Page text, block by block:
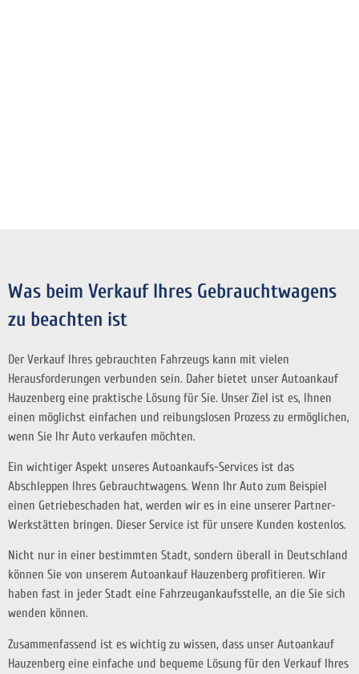
Was beim Verkauf Ihres Gebrauchtwagens
zu beachten ist
Der Verkauf Ihres gebrauchten Fahrzeugs kann mit vielen
Herausforderungen verbunden sein. Daher bietet unser Autoankauf
Hauzenberg eine praktische Lösung für Sie. Unser Ziel ist es, Ihnen
einen möglichst einfachen und reibungslosen Prozess zu ermöglichen,
wenn Sie Ihr Auto verkaufen möchten.
Ein wichtiger Aspekt unseres Autoankaufs-Services ist das
Abschleppen Ihres Gebrauchtwagens. Wenn Ihr Auto zum Beispiel
einen Getriebeschaden hat, werden wir es in eine unserer Partner-
Werkstätten bringen. Dieser Service ist für unsere Kunden kostenlos.
Nicht nur in einer bestimmten Stadt, sondern überall in Deutschland
können Sie von unserem Autoankauf Hauzenberg profitieren. Wir
haben fast in jeder Stadt eine Fahrzeugankaufsstelle, an die Sie sich
wenden können.
Zusammenfassend ist es wichtig zu wissen, dass unser Autoankauf
Hauzenberg eine einfache und bequeme Lösung für den Verkauf Ihres